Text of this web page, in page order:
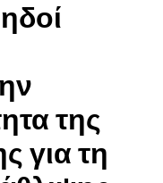
της
για τη